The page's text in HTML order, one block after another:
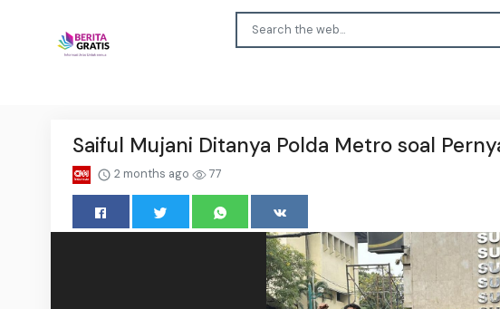
Saiful Mujani Ditanya Polda Metro soal
2 months ago 77